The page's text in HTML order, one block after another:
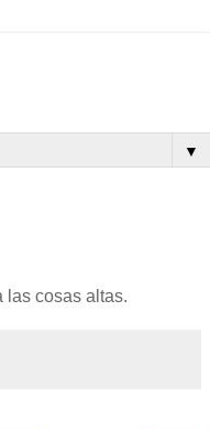
▼
las cosas altas.